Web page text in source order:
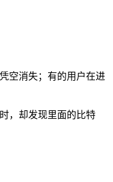
空消失；有的用户在进
，却发现里面的比特